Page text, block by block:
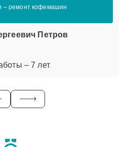
– ремонт кофемашин
Петров
– 7 лет